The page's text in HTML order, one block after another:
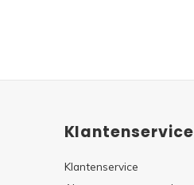
Klantenservice
Klantenservice